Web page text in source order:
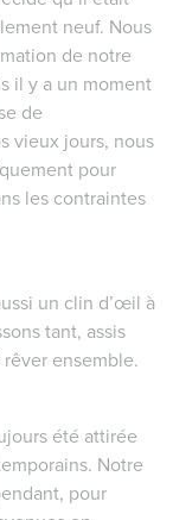
neuf. Nous
de notre
il y a un moment
de
vieux jours, nous
pour
les contraintes
un clin d’œil à
tant, assis
ensemble.
été attirée
Notre
pour